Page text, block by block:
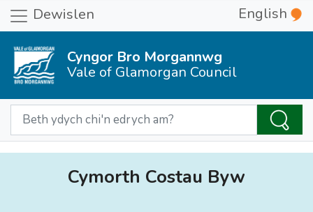
Dewislen English
Cyngor Bro Morgannwg
Vale of Glamorgan Council
Cymorth Costau Byw